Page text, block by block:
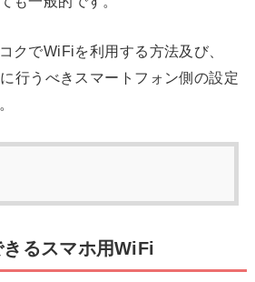
クでWiFiを利用する方法及び、
行うべきスマートフォン側の設定
るスマホ用WiFi